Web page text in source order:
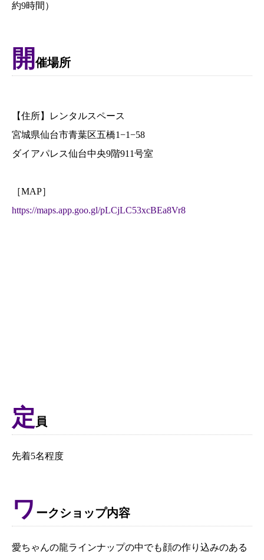
約9時間）
開催場所
【住所】レンタルスペース
宮城県仙台市青葉区五橋1−1−58
ダイアパレス仙台中央9階911号室
［MAP］
https://maps.app.goo.gl/pLCjLC53xcBEa8Vr8
定 員
先着5名程度
ワ ークショップ内容
愛ちゃんの龍ラインナップの中でも顔の作り込みのある